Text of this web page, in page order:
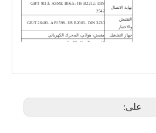
نهاية الاتصال
GB/T 9113، ASME B16.5، JIS B2212، DIN
2542
التفتيش
والاختبار
GB/T 26480، API 598، JIS B2003، DIN 3230
جهاز التشغيل مقبض، هوائي، المحرك الكهربائي
1) سترة التدفئة الاختيارية
على: